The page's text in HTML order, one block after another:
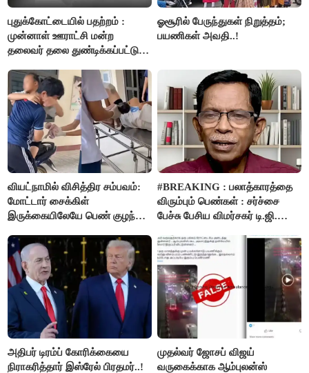
புதுக்கோட்டையில் பதற்றம் :
முன்னாள் ஊராட்சி மன்ற
தலைவர் தலை துண்டிக்கப்பட்டு
ஓசூரில் பேருந்துகள் நிறுத்தம்;
பயணிகள் அவதி..!
வியட்நாமில் விசித்திர சம்பவம்:
மோட்டார் சைக்கிள்
இருக்கையிலேயே பெண் குழந்தை
#BREAKING : பலாத்காரத்தை
விரும்பும் பெண்கள் : சர்ச்சை
பேச்சு பேசிய விமர்சகர் டி.ஜி.
அதிபர் டிரம்ப் கோரிக்கையை
நிராகரித்தார் இஸ்ரேல் பிரதமர்..!
முதல்வர் ஜோசப் விஜய்
வருகைக்காக ஆம்புலன்ஸ்